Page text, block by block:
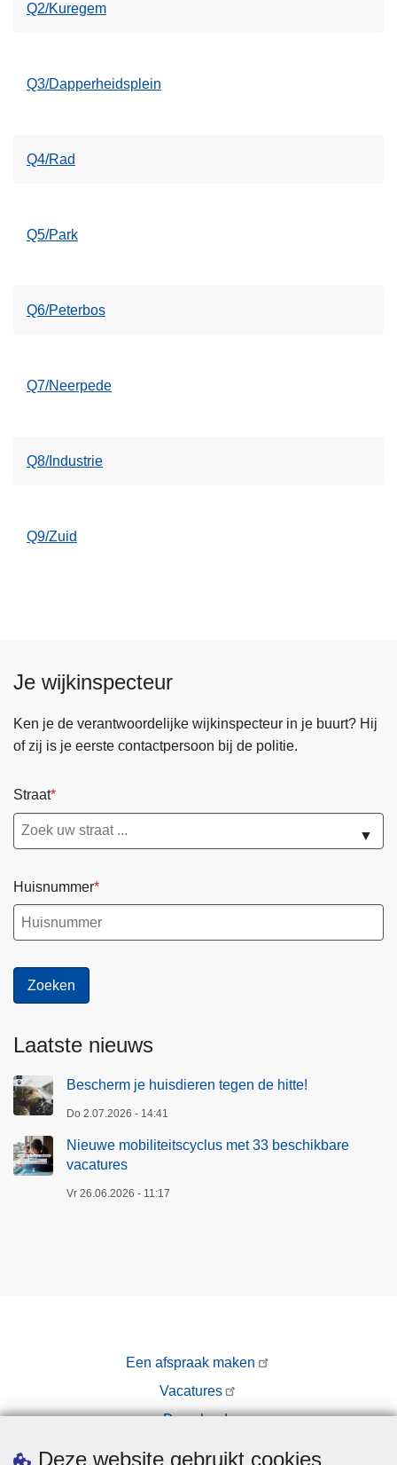
Deze website gebruikt cookies
Q2/Kuregem
Q3/Dapperheidsplein
Q4/Rad
Q5/Park
Q6/Peterbos
Q7/Neerpede
Q8/Industrie
Q9/Zuid
Je wijkinspecteur
Ken je de verantwoordelijke wijkinspecteur in je buurt? Hij
of zij is je eerste contactpersoon bij de politie.
Straat
▼
Huisnummer
Laatste nieuws
Bescherm je huisdieren tegen de hitte!
Do 2.07.2026 - 14:41
Nieuwe mobiliteitscyclus met 33 beschikbare
vacatures
Vr 26.06.2026 - 11:17
Een afspraak maken
Vacatures
Downloads
Pers